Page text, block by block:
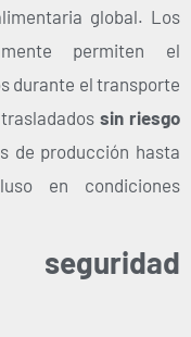
global. Los
permiten el
durante el transporte
sin riesgo
de producción hasta
en condiciones